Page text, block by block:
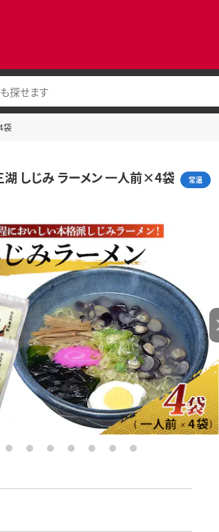
袋
しじみ ラーメン 一人前×4袋 常温
3 4 5 6 7 8 9